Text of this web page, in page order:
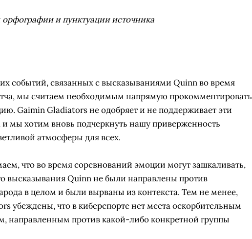
и пунктуации источника
событий, связанных с высказываниями Quinn во время
мы считаем необходимым напрямую прокомментировать
Gaimin Gladiators не одобряет и не поддерживает эти
мы хотим вновь подчеркнуть нашу приверженность
атмосферы для всех.
что во время соревнований эмоции могут зашкаливать,
высказывания Quinn не были направлены против
в целом и были вырваны из контекста. Тем не менее,
убеждены, что в киберспорте нет места оскорбительным
направленным против какой-либо конкретной группы